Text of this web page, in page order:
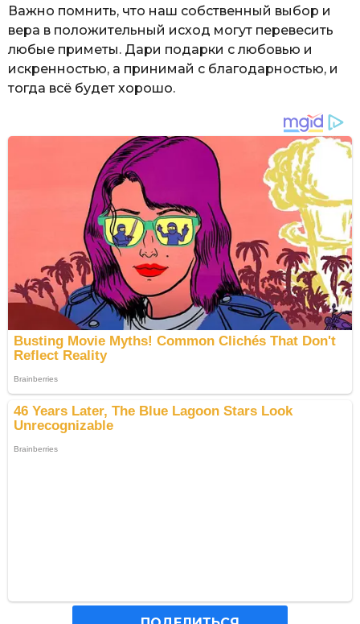
Важно помнить, что наш собственный выбор и
вера в положительный исход могут перевесить
любые приметы. Дари подарки с любовью и
искренностью, а принимай с благодарностью, и
тогда всё будет хорошо.